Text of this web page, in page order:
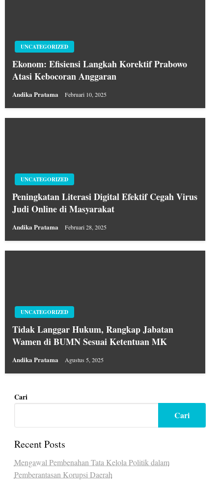
UNCATEGORIZED
Ekonom: Efisiensi Langkah Korektif Prabowo
Atasi Kebocoran Anggaran
Andika Pratama Februari 10, 2025
UNCATEGORIZED
Peningkatan Literasi Digital Efektif Cegah Virus
Judi Online di Masyarakat
Andika Pratama Februari 28, 2025
UNCATEGORIZED
Tidak Langgar Hukum, Rangkap Jabatan
Wamen di BUMN Sesuai Ketentuan MK
Andika Pratama Agustus 5, 2025
Cari
Cari
Recent Posts
Mengawal Pembenahan Tata Kelola Politik dalam
Pemberantasan Korupsi Daerah